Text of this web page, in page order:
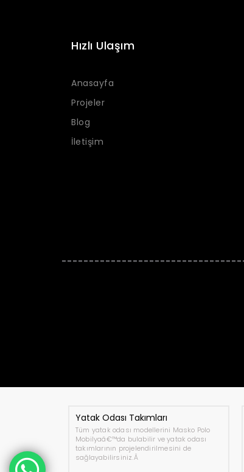
Hızlı Ulaşım
Anasayfa
Projeler
Blog
İletişim
Yatak Odası Takımları
Tüm yatak odası modellerini Masko Polo
Mobilyaâ€™da bulabilir ve yatak odası
takımlarının projelendirilmesini de
sağlayabilirsiniz.Â